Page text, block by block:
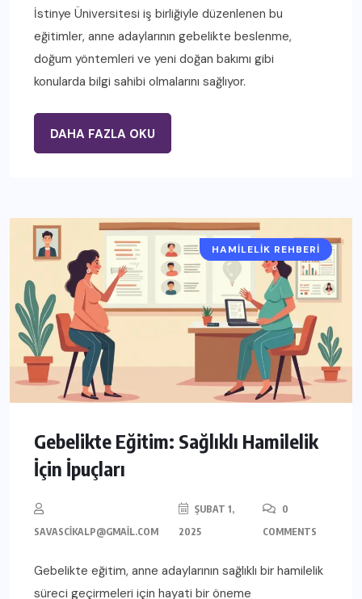
İstinye Üniversitesi iş birliğiyle düzenlenen bu
eğitimler, anne adaylarının gebelikte beslenme,
doğum yöntemleri ve yeni doğan bakımı gibi
konularda bilgi sahibi olmalarını sağlıyor.
DAHA FAZLA OKU
HAMILELIK REHBERI
Gebelikte Eğitim: Sağlıklı Hamilelik
İçin İpuçları
SAVASCIKALP@GMAIL.COM
ŞUBAT 1,
2025
0
COMMENTS
Gebelikte eğitim, anne adaylarının sağlıklı bir hamilelik
süreci geçirmeleri için hayati bir öneme